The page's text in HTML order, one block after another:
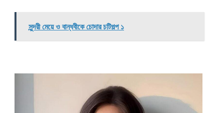
সুন্দরী মেয়ে ও বান্ধবীকে চোদার চটিগল্প ১